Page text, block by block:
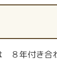
８年付き合